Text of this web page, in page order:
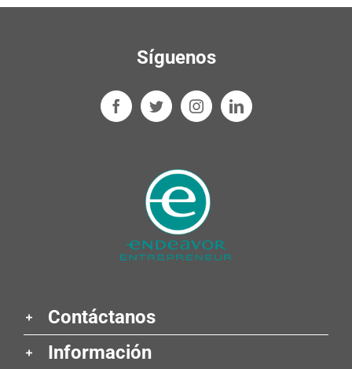
Síguenos
Contáctanos
Información